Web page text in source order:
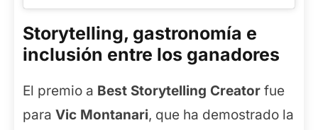
Storytelling, gastronomía e
inclusión entre los ganadores
El premio a Best Storytelling Creator fue
para Vic Montanari, que ha demostrado la